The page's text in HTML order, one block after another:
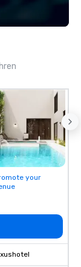
your